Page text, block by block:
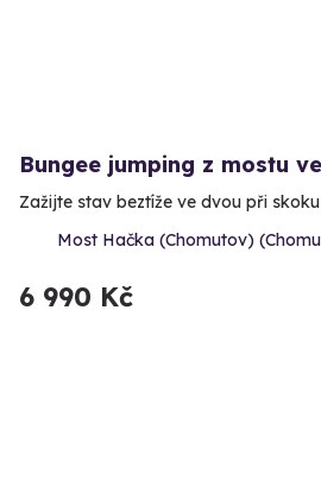
Bungee jumping z mostu
Zažijte stav beztíže ve dvou při
Most Hačka (Chomutov)
6 990 Kč